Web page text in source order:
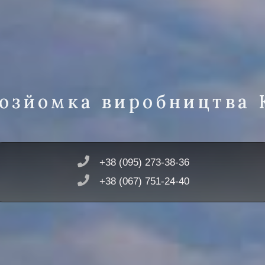
виробництва
+38 (095) 273-38-36
+38 (067) 751-24-40